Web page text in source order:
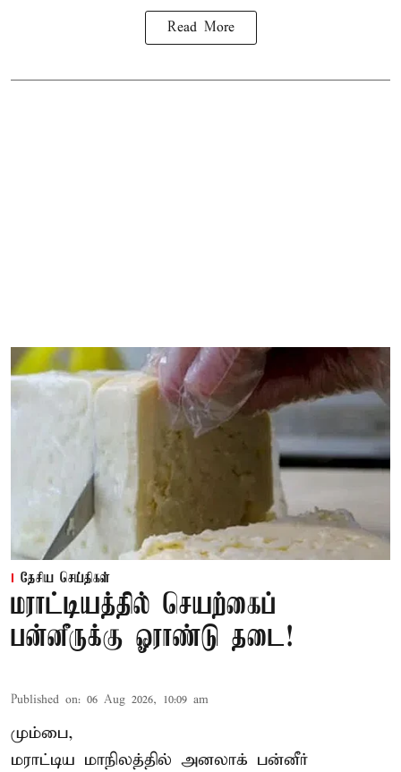
Read More
தேசிய செய்திகள்
மராட்டியத்தில் செயற்கைப்
பன்னீருக்கு ஓராண்டு தடை!
Published on: 06 Aug 2026, 10:09 am
மும்பை,
மராட்டிய மாநிலத்தில் அனலாக் பன்னீர்